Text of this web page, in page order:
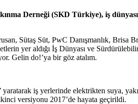
Derneği (SKD Türkiye), iş
Sütaş Süt, PwC Danışmanlık,
yer aldığı İş Dünyası ve
Gelin do!’ya bir göz atalım.
yaratarak iş yerlerinde elektrikten suya,
versiyonu 2017’de hayata geçirildi.